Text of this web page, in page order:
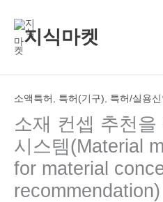
건
지식마켓
소액특허 , 특허(기구), 특허/실용신
소재 컨셉 추천을
시스템(Material
for material
recommendation)